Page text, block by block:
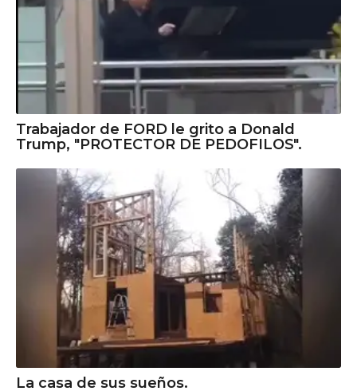
Trabajador de FORD le grito a Donald
Trump, "PROTECTOR DE PEDOFILOS".
La casa de sus sueños.